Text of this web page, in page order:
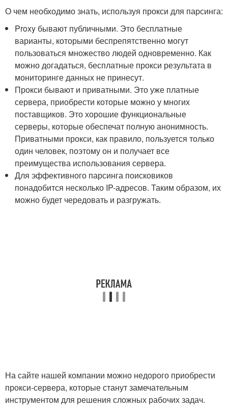
О чем необходимо знать, используя прокси для парсинга:
Proxy бывают публичными. Это бесплатные
варианты, которыми беспрепятственно могут
пользоваться множество людей одновременно. Как
можно догадаться, бесплатные прокси результата в
мониторинге данных не принесут.
Прокси бывают и приватными. Это уже платные
сервера, приобрести которые можно у многих
поставщиков. Это хорошие функциональные
серверы, которые обеспечат полную анонимность.
Приватными прокси, как правило, пользуется только
один человек, поэтому он и получает все
преимущества использования сервера.
Для эффективного парсинга поисковиков
понадобится несколько IP-адресов. Таким образом, их
можно будет чередовать и разгружать.
На сайте нашей компании можно недорого приобрести
прокси-сервера, которые станут замечательным
инструментом для решения сложных рабочих задач.